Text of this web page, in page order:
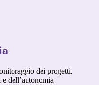
dei progetti,
dell’autonomia